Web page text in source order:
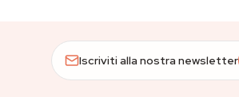
Iscriviti alla nostra newsletter